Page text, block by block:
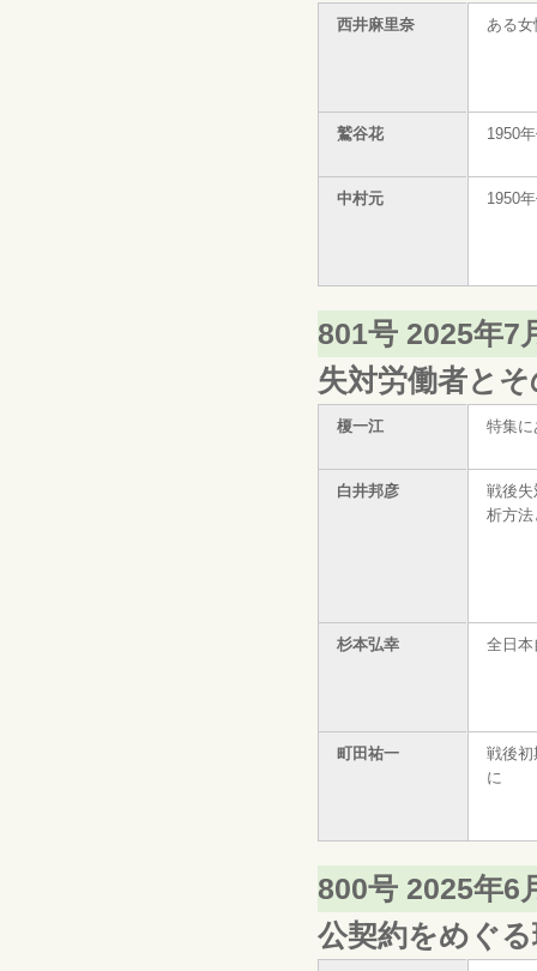
西井麻里奈 ある
鷲谷花 1950
中村元 1950
801号 2025年7
失対労働者と
榎一江 特集に
白井邦彦
戦後
析方法
杉本弘幸 全日
町田祐一
戦後
に
800号 2025年6
公契約をめぐ